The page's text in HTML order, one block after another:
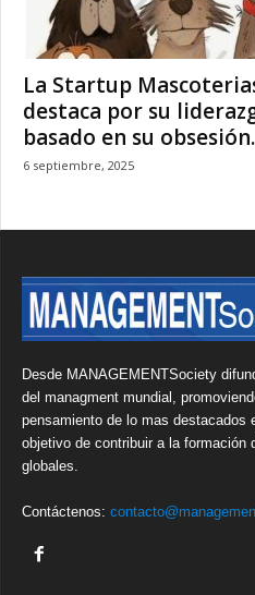
La Startup
destaca por su
basado en su
6 septiembre, 2025
Desde MANAGEMENTSociety
del managment mundial,
pensamiento de lo mas destacados
objetivo de contribuir a la formación
globales.
Contáctenos: